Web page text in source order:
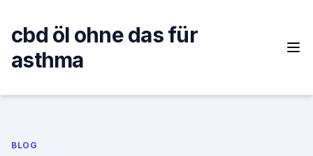
content
cbd öl ohne das für
asthma
BLOG